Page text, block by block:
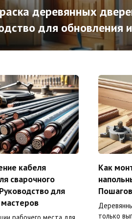
деревянных
для обновления
кабеля
сварочного
для
Как
только